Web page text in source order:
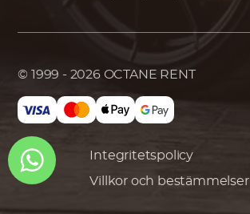
© 1999 - 2026 OCTANE RENT
Integritetspolicy
Villkor och bestämmelser